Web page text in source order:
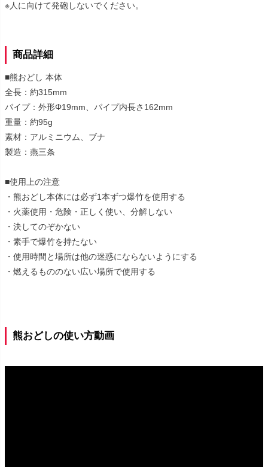
※人に向けて発砲しないでください。
商品詳細
■熊おどし 本体
全長：約315mm
パイプ：外形Φ19mm、パイプ内長さ162mm
重量：約95g
素材：アルミニウム、ブナ
製造：燕三条
■使用上の注意
・熊おどし本体には必ず1本ずつ爆竹を使用する
・火薬使用・危険・正しく使い、分解しない
・決してのぞかない
・素手で爆竹を持たない
・使用時間と場所は他の迷惑にならないようにする
・燃えるもののない広い場所で使用する
熊おどしの使い方動画